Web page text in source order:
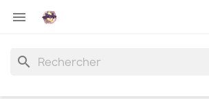

search